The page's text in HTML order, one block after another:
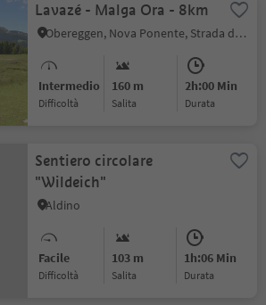
Lavazé - Malga Ora - 8km
Obereggen, Nova Ponente, Strada del Vino
Intermedio
Difficoltà
160 m
Salita
2h:00 Min
durata
Sentiero circolare
"Wildeich"
Aldino
Facile
Difficoltà
103 m
Salita
1h:06 Min
durata